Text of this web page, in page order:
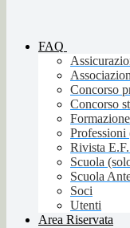
FAQ
Concorso
Concorso
Formazione
Professioni
Rivista
Scuola
Scuola
Soci
Utenti
Area Riservata